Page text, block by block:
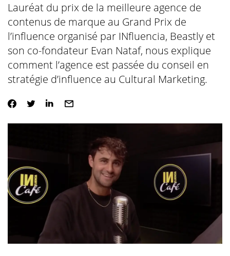
Lauréat du prix de la meilleure agence de
contenus de marque au Grand Prix de
l’influence organisé par INfluencia, Beastly et
son co-fondateur Evan Nataf, nous explique
comment l’agence est passée du conseil en
stratégie d’influence au Cultural Marketing.